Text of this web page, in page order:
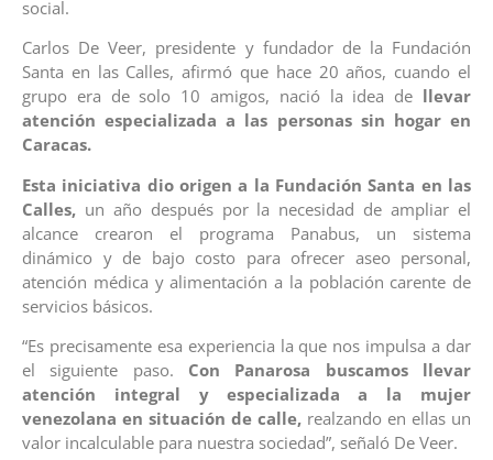
social.
Carlos De Veer, presidente y fundador de la Fundación
Santa en las Calles, afirmó que hace 20 años, cuando el
grupo era de solo 10 amigos, nació la idea de llevar
atención especializada a las personas sin hogar en
Caracas.
Esta iniciativa dio origen a la Fundación Santa en las
Calles, un año después por la necesidad de ampliar el
alcance crearon el programa Panabus, un sistema
dinámico y de bajo costo para ofrecer aseo personal,
atención médica y alimentación a la población carente de
servicios básicos.
“Es precisamente esa experiencia la que nos impulsa a dar
el siguiente paso. Con Panarosa buscamos llevar
atención integral y especializada a la mujer
venezolana en situación de calle, realzando en ellas un
valor incalculable para nuestra sociedad”, señaló De Veer.